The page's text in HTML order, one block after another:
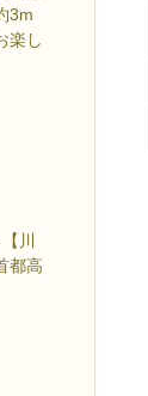
3m
楽し
川
都高